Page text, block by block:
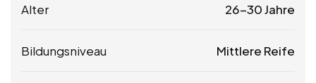
Alter 26-30 Jahre
Bildungsniveau Mittlere Reife